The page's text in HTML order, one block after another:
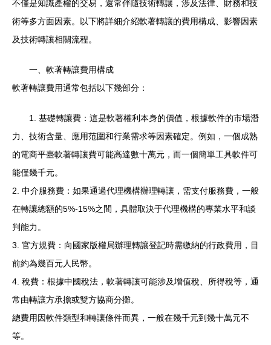
不僅是知識產權的交易，還常伴隨技術轉讓，涉及法律、財務和技
術等多方面因素。以下將詳細介紹軟著轉讓的費用構成、影響因素
及技術轉讓相關流程。
一、軟著轉讓費用構成
軟著轉讓費用通常包括以下幾部分：
1. 基礎轉讓費：這是軟著權利本身的價值，根據軟件的市場潛
力、技術含量、應用范圍和行業需求等因素確定。例如，一個成熟
的電商平臺軟著轉讓費可能高達數十萬元，而一個簡單工具軟件可
能僅幾千元。
2. 中介服務費：如果通過代理機構辦理轉讓，需支付服務費，一般
在轉讓總額的5%-15%之間，具體取決于代理機構的專業水平和談
判能力。
3. 官方規費：向國家版權局辦理轉讓登記時需繳納的行政費用，目
前約為幾百元人民幣。
4. 稅費：根據中國稅法，軟著轉讓可能涉及增值稅、所得稅等，通
常由轉讓方承擔或雙方協商分攤。
總費用因軟件類型和轉讓條件而異，一般在幾千元到幾十萬元不
等。